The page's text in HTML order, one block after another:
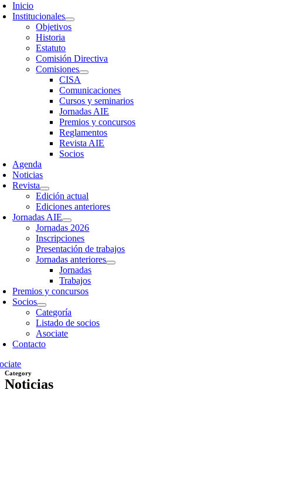
Inicio
Institucionales
Objetivos
Historia
Estatuto
Comisión Directiva
Comisiones
CISA
Comunicaciones
Cursos y seminarios
Jornadas AIE
Premios y concursos
Reglamentos
Revista AIE
Socios
Agenda
Noticias
Revista
Edición actual
Ediciones anteriores
Jornadas AIE
Jornadas 2026
Inscripciones
Presentación de trabajos
Jornadas anteriores
Jornadas
Trabajos
Premios y concursos
Socios
Categoría
Listado de socios
Asociate
Contacto
Category
Noticias